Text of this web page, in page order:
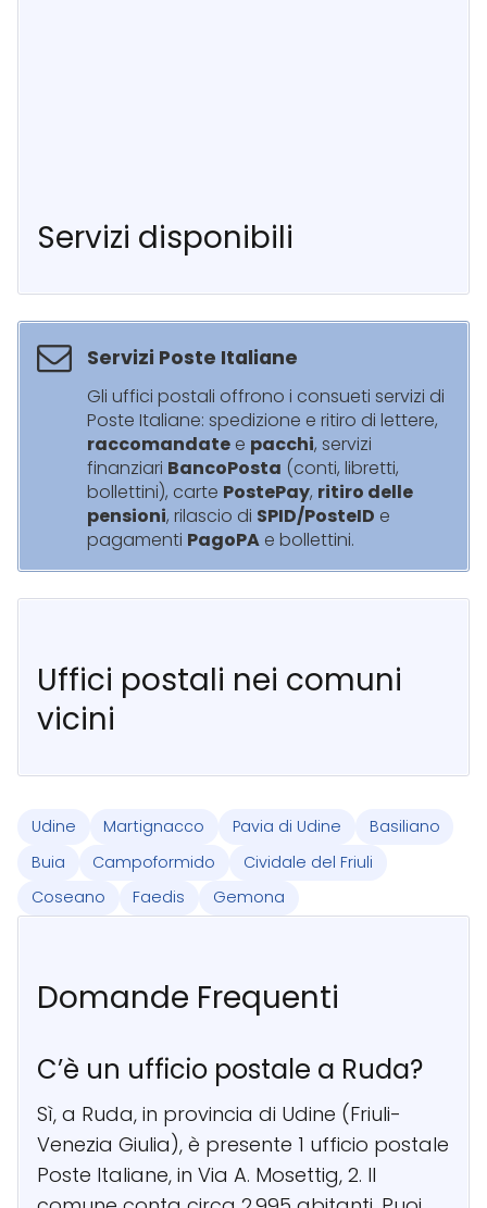
Servizi disponibili
Servizi Poste Italiane
Gli uffici postali offrono i consueti servizi di
Poste Italiane: spedizione e ritiro di lettere,
raccomandate e pacchi, servizi
finanziari BancoPosta (conti, libretti,
bollettini), carte PostePay, ritiro delle
pensioni, rilascio di SPID/PosteID e
pagamenti PagoPA e bollettini.
Uffici postali nei comuni
vicini
Udine Martignacco Pavia di Udine
Basiliano
Buia
Campoformido
Cividale del Friuli
Coseano
Faedis Gemona
Domande Frequenti
C’è un ufficio postale a Ruda?
Sì, a Ruda, in provincia di Udine (Friuli-
Venezia Giulia), è presente 1 ufficio postale
Poste Italiane, in Via A. Mosettig, 2. Il